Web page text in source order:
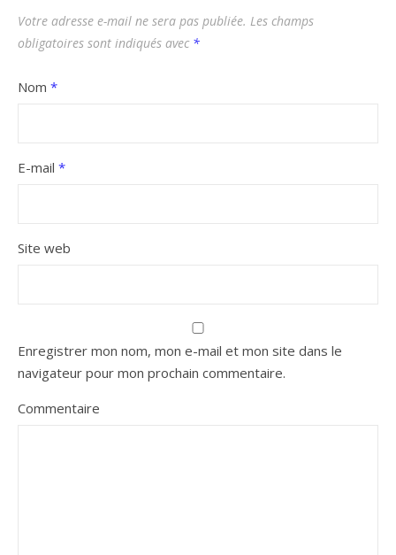
Votre adresse e-mail ne sera pas publiée. Les champs
obligatoires sont indiqués avec *
Nom *
E-mail *
Site web
Enregistrer mon nom, mon e-mail et mon site dans le
navigateur pour mon prochain commentaire.
Commentaire